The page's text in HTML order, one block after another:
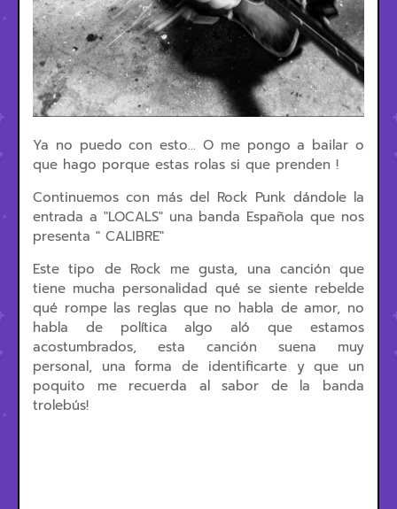
Ya no puedo con esto... O me pongo a bailar o
que hago porque estas rolas si que prenden !
Continuemos con más del Rock Punk dándole la
entrada a "LOCALS" una banda Española que nos
presenta " CALIBRE"
Este tipo de Rock me gusta, una canción que
tiene mucha personalidad qué se siente rebelde
qué rompe las reglas que no habla de amor, no
habla de política algo aló que estamos
acostumbrados, esta canción suena muy
personal, una forma de identificarte y que un
poquito me recuerda al sabor de la banda
trolebús!